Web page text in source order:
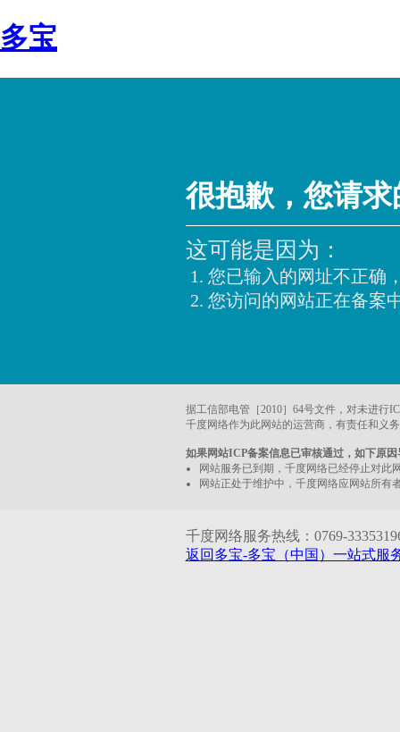
多宝
很抱歉，您请
这可能是因为：
您已输入的网址不正确
您访问的网站正在备案
据工信部电管［2010］64号文件，对未进行
千度网络作为此网站的运营商，有责任和义
如果网站ICP备案信息已审核通过，如下原
网站服务已到期，千度网络已经停止对此
网站正处于维护中，千度网络应网站所有
千度网络服务热线：0769-
返回多宝-多宝（中国）一站式服